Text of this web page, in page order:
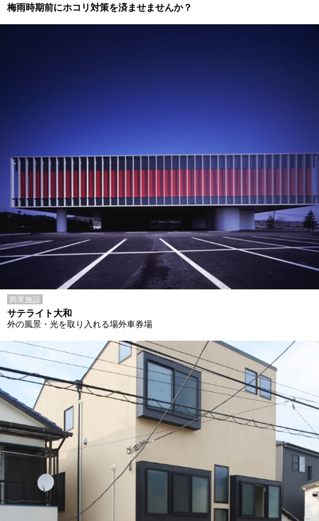
梅雨時期前にホコリ対策を済ませませんか？
商業施設
サテライト大和
外の風景・光を取り入れる場外車券場